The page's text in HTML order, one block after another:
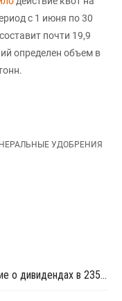
с 1 июня по 30
почти 19,9
определен объем в
УДОБРЕНИЯ
Акционеры "Акрона" утвердили решение о дивидендах в 235 рублей на акцию